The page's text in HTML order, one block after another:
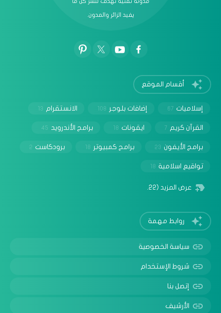
مدونة تقنية تهدف لنشر كل ما
يفيد الزائر والمدون.
أقسام الموقع
إسلاميات 67 إضافات بلوجر 108 الانستقرام 13
القرآن كريم 7 ايقونات 18 برامج الأندرويد 45
برامج الأيفون 23 برامج كمبيوتر 18 برودكاست 2
تواقيع اسلامية 18
عرض المزيد (22)
روابط مهمة
سياسة الخصوصية
شروط الإستخدام
إتصل بنا
الأرشيف